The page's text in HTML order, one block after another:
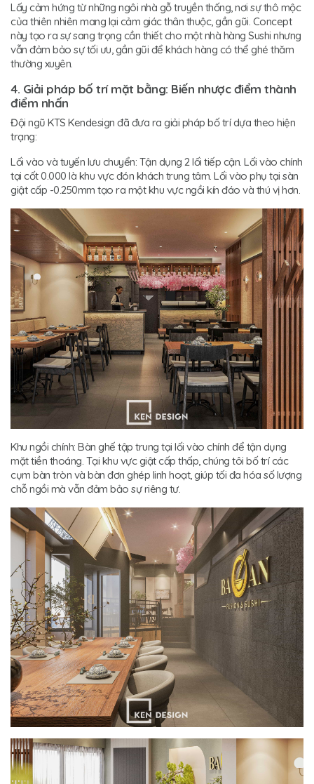
Lấy cảm hứng từ những ngôi nhà gỗ truyền thống, nơi sự thô mộc
của thiên nhiên mang lại cảm giác thân thuộc, gần gũi. Concept
này tạo ra sự sang trọng cần thiết cho một nhà hàng Sushi nhưng
vẫn đảm bảo sự tối ưu, gần gũi để khách hàng có thể ghé thăm
thường xuyên.
4. Giải pháp bố trí mặt bằng: Biến nhược điểm thành
điểm nhấn
Đội ngũ KTS Kendesign đã đưa ra giải pháp bố trí dựa theo hiện
trạng:
Lối vào và tuyến lưu chuyển: Tận dụng 2 lối tiếp cận. Lối vào chính
tại cốt 0.000 là khu vực đón khách trung tâm. Lối vào phụ tại sàn
giật cấp -0.250mm tạo ra một khu vực ngồi kín đáo và thú vị hơn.
Khu ngồi chính: Bàn ghế tập trung tại lối vào chính để tận dụng
mặt tiền thoáng. Tại khu vực giật cấp thấp, chúng tôi bố trí các
cụm bàn tròn và bàn đơn ghép linh hoạt, giúp tối đa hóa số lượng
chỗ ngồi mà vẫn đảm bảo sự riêng tư.